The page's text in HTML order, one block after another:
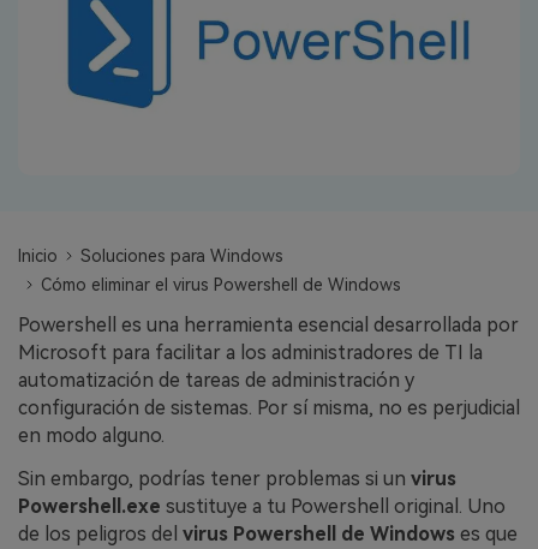
Recoverit Gratis
Otros Productos
Repairit - Reparar Datos
UBackit - Respaldar Datos
VER TODAS LAS FUNCIONES
search
Inicio
Soluciones para Windows
Cómo eliminar el virus Powershell de Windows
Powershell es una herramienta esencial desarrollada por
Microsoft para facilitar a los administradores de TI la
automatización de tareas de administración y
configuración de sistemas. Por sí misma, no es perjudicial
en modo alguno.
Sin embargo, podrías tener problemas si un virus
Powershell.exe sustituye a tu Powershell original. Uno
de los peligros del virus Powershell de Windows es que